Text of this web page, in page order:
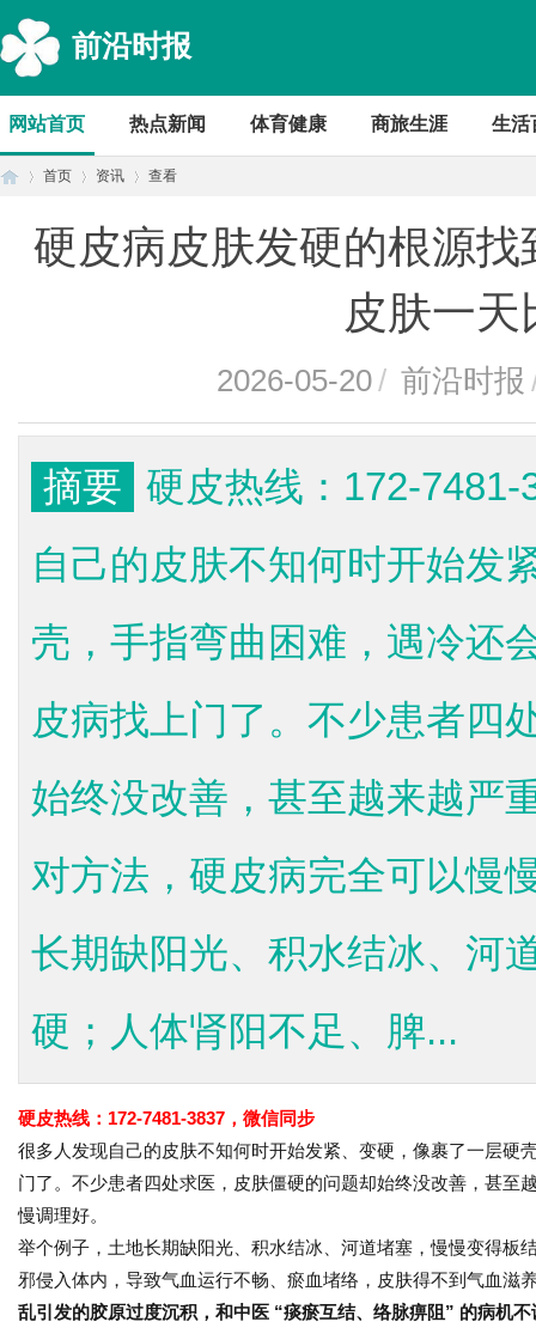
前沿时报
网站首页 热点新闻 体育健康 商旅生涯 生活
首页 资讯 查看
硬皮病皮肤发硬的根源
皮肤一
2026-05-20/ 前沿时报
摘要 硬皮热线：172-
自己的皮肤不知何时开始发
壳，手指弯曲困难，遇冷还
皮病找上门了。不少患者四
始终没改善，甚至越来越严
对方法，硬皮病完全可以慢
长期缺阳光、积水结冰、河
硬；人体肾阳不足、脾...
硬皮热线：172-7481-3837，微信同步
很多人发现自己的皮肤不知何时开始发紧、变硬，像裹了一层硬
门了。不少患者四处求医，皮肤僵硬的问题却始终没改善，甚
慢调理好。
举个例子，土地长期缺阳光、积水结冰、河道堵塞，慢慢变得板
邪侵入体内，导致气血运行不畅、瘀血堵络，皮肤得不到气血滋
乱引发的胶原过度沉积，和中医 “痰瘀互结、络脉痹阻” 的病机